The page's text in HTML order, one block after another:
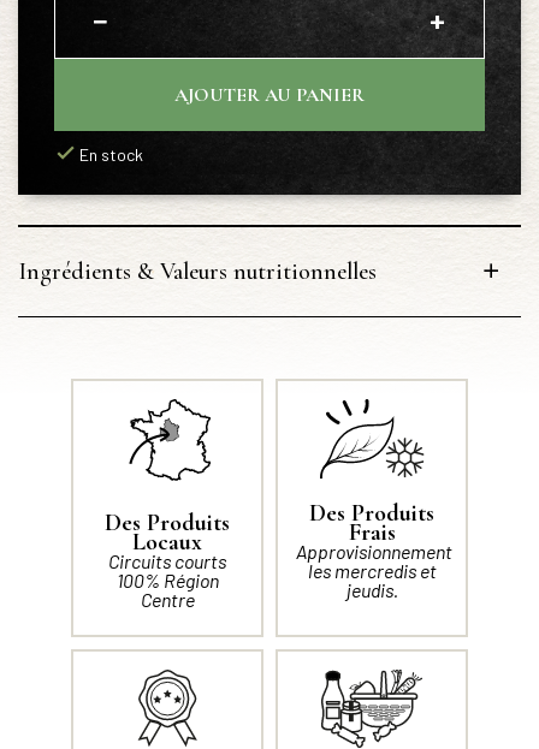
− +
AJOUTER AU PANIER
En stock
Ingrédients & Valeurs nutritionnelles
Des Produits
Locaux
Circuits courts
100% Région
Centre
Des Produits
Frais
Approvisionnement
les mercredis et
jeudis.